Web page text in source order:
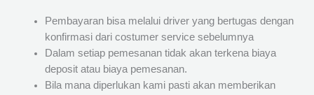
Pembayaran bisa melalui driver yang bertugas dengan
konfirmasi dari costumer service sebelumnya
Dalam setiap pemesanan tidak akan terkena biaya
deposit atau biaya pemesanan.
Bila mana diperlukan kami pasti akan memberikan